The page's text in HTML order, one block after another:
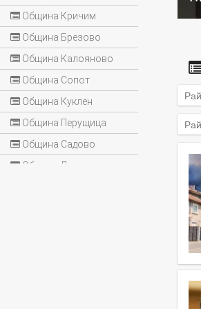
Община Кричим
Община Брезово
Община Калояново
Община Сопот
Община Куклен
Община Перущица
Община Садово
Община Лъки